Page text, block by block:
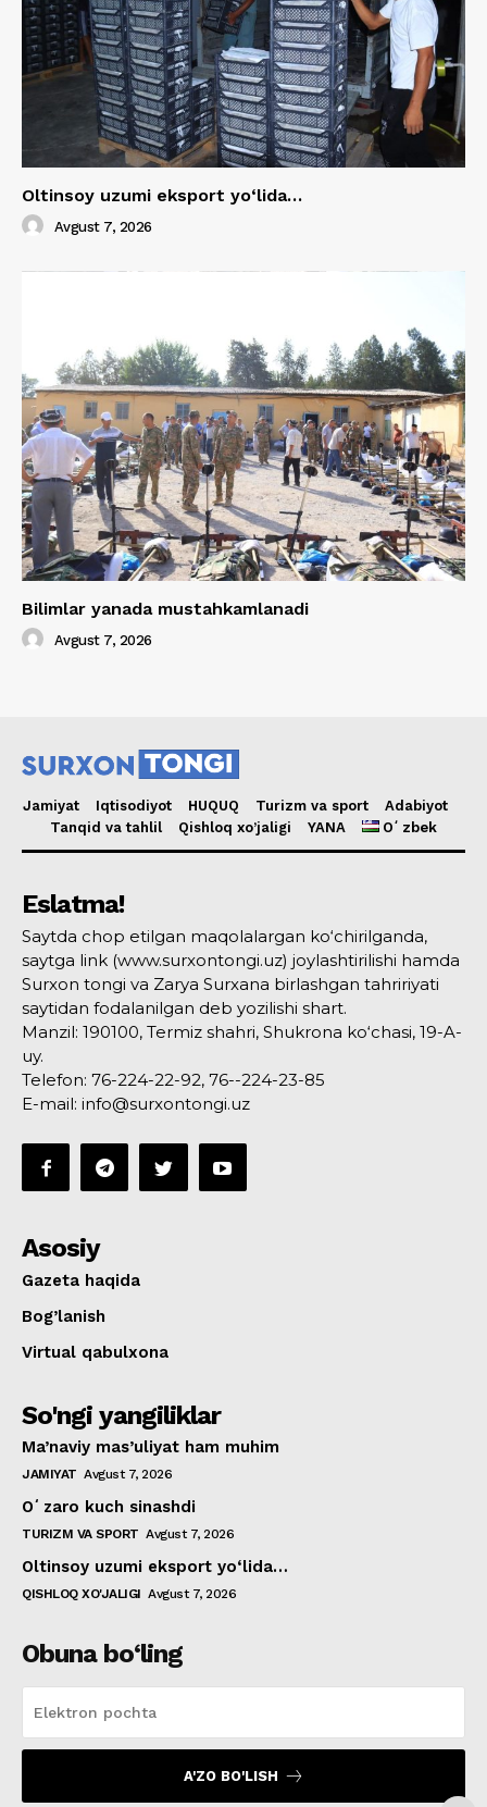
Oltinsoy uzumi eksport yo‘lida…
Avgust 7, 2026
Bilimlar yanada mustahkamlanadi
Avgust 7, 2026
Jamiyat Iqtisodiyot HUQUQ Turizm va sport
Adabiyot
Tanqid va tahlil
Qishloq xo’jaligi YANA Oʻzbek
Eslatma!
Saytda chop etilgan maqolalargan ko‘chirilganda,
saytga link (www.surxontongi.uz) joylashtirilishi hamda
Surxon tongi va Zarya Surxana birlashgan tahririyati
saytidan fodalanilgan deb yozilishi shart.
Manzil: 190100, Termiz shahri, Shukrona ko‘chasi, 19-A-
uy.
Telefon: 76-224-22-92, 76--224-23-85
E-mail: info@surxontongi.uz
Asosiy
Gazeta haqida
Bog’lanish
Virtual qabulxona
So'ngi yangiliklar
Ma’naviy mas’uliyat ham muhim
JAMIYAT Avgust 7, 2026
Oʻzaro kuch sinashdi
TURIZM VA SPORT Avgust 7, 2026
Oltinsoy uzumi eksport yo‘lida…
QISHLOQ XO'JALIGI Avgust 7, 2026
Obuna bo‘ling
A'ZO BO'LISH